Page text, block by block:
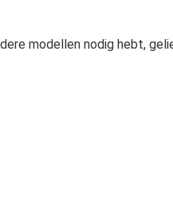
modellen nodig hebt,